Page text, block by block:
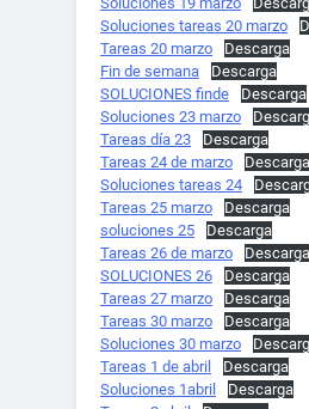
Soluciones tareas 20 marzo
Tareas 20 marzo
Descarga
Fin de semana
Descarga
SOLUCIONES finde
Descarga
Soluciones 23 marzo
Tareas día 23
Descarga
Tareas 24 de marzo
Descarga
Soluciones tareas 24
Tareas 25 marzo
Descarga
soluciones 25
Descarga
Tareas 26 de marzo
Descarga
SOLUCIONES 26
Descarga
Tareas 27 marzo
Descarga
Tareas 30 marzo
Descarga
Soluciones 30 marzo
Tareas 1 de abril
Descarga
Soluciones 1abril
Descarga